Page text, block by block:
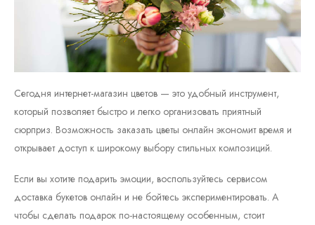
Сегодня интернет-магазин цветов — это удобный инструмент,
который позволяет быстро и легко организовать приятный
сюрприз. Возможность заказать цветы онлайн экономит время и
открывает доступ к широкому выбору стильных композиций.
Если вы хотите подарить эмоции, воспользуйтесь сервисом
доставка букетов онлайн и не бойтесь экспериментировать. А
чтобы сделать подарок по-настоящему особенным, стоит